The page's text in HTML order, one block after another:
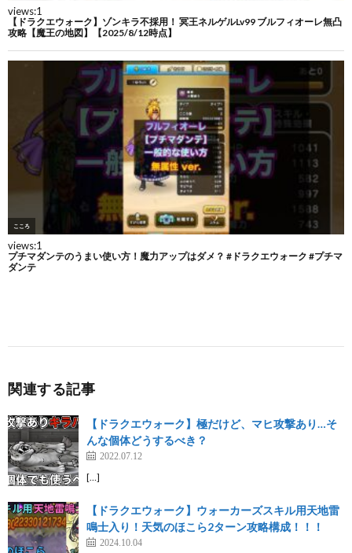
関連する記事
【ドラクエウォーク】極だけど、マヒ攻撃あり…そ
んな個体どうするべき？
2022.07.12
[…]
【ドラクエウォーク】ウォーカーズスキル用天地雷
鳴士入り！天気のほこら2ターン攻略構成！！！
2024.10.04